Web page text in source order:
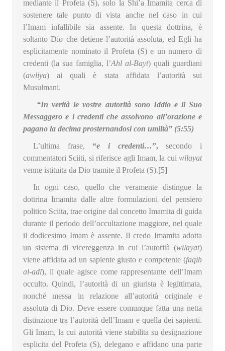
mediante il Profeta (S), solo la Shi’a Imamita cerca di
sostenere tale punto di vista anche nel caso in cui
l’Imam infallibile sia assente. In questa dottrina, è
soltanto Dio che detiene l’autorità assoluta, ed Egli ha
esplicitamente nominato il Profeta (S) e un numero di
credenti (la sua famiglia, l’Ahl al-Bayt) quali guardiani
(awliya) ai quali è stata affidata l’autorità sui
Musulmani.
“In verità le vostre autorità sono Iddio e il Suo
Messaggero e i credenti che assolvono all’orazione e
pagano la decima prosternandosi con umiltà” (5:55)
L’ultima frase, “e i credenti…”,secondo i
commentatori Sciiti, si riferisce agli Imam, la cui wilayat
venne istituita da Dio tramite il Profeta (S).[5]
In ogni caso, quello che veramente distingue la
dottrina Imamita dalle altre formulazioni del pensiero
politico Sciita, trae origine dal concetto Imamita di guida
durante il periodo dell’occultazione maggiore, nel quale
il dodicesimo Imam è assente. Il credo Imamita adotta
un sistema di vicereggenza in cui l’autorità (wilayat)
viene affidata ad un sapiente giusto e competente (faqih
al-adl), il quale agisce come rappresentante dell’Imam
occulto. Quindi, l’autorità di un giurista è legittimata,
nonché messa in relazione all’autorità originale e
assoluta di Dio. Deve essere comunque fatta una netta
distinzione tra l’autorità dell’Imam e quella dei sapienti.
Gli Imam, la cui autorità viene stabilita su designazione
esplicita del Profeta (S), delegano e affidano una parte